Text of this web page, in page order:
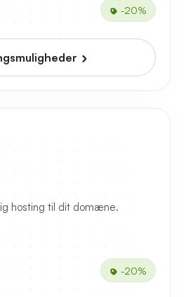
-20%
hosting til dit domæne.
-20%